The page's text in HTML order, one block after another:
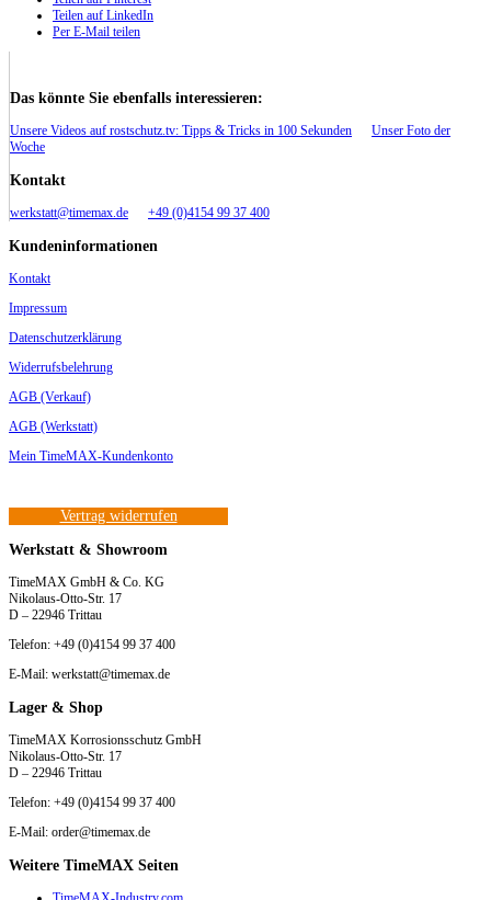
Teilen auf LinkedIn
Per E-Mail teilen
Das könnte Sie ebenfalls interessieren:
Unsere Videos auf rostschutz.tv: Tipps & Tricks in 100 Sekunden
Unser Foto der
Woche
Kontakt
werkstatt@timemax.de +49 (0)4154 99 37 400
Kundeninformationen
Kontakt
Impressum
Datenschutzerklärung
Widerrufsbelehrung
AGB (Verkauf)
AGB (Werkstatt)
Mein TimeMAX-Kundenkonto
Vertrag widerrufen
Werkstatt & Showroom
TimeMAX GmbH & Co. KG
Nikolaus-Otto-Str. 17
D – 22946 Trittau
Telefon: +49 (0)4154 99 37 400
E-Mail: werkstatt@timemax.de
Lager & Shop
TimeMAX Korrosionsschutz GmbH
Nikolaus-Otto-Str. 17
D – 22946 Trittau
Telefon: +49 (0)4154 99 37 400
E-Mail: order@timemax.de
Weitere TimeMAX Seiten